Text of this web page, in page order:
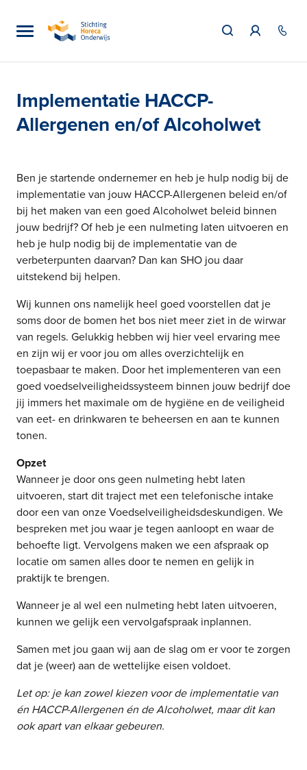
Implementatie HACCP-
Allergenen en/of Alcoholwet
Ben je startende ondernemer en heb je hulp nodig bij de
implementatie van jouw HACCP-Allergenen beleid en/of
bij het maken van een goed Alcoholwet beleid binnen
jouw bedrijf? Of heb je een nulmeting laten uitvoeren en
heb je hulp nodig bij de implementatie van de
verbeterpunten daarvan? Dan kan SHO jou daar
uitstekend bij helpen.
Wij kunnen ons namelijk heel goed voorstellen dat je
soms door de bomen het bos niet meer ziet in de wirwar
van regels. Gelukkig hebben wij hier veel ervaring mee
en zijn wij er voor jou om alles overzichtelijk en
toepasbaar te maken. Door het implementeren van een
goed voedselveiligheidssysteem binnen jouw bedrijf doe
jij immers het maximale om de hygiëne en de veiligheid
van eet- en drinkwaren te beheersen en aan te kunnen
tonen.
Opzet
Wanneer je door ons geen nulmeting hebt laten
uitvoeren, start dit traject met een telefonische intake
door een van onze Voedselveiligheidsdeskundigen. We
bespreken met jou waar je tegen aanloopt en waar de
behoefte ligt. Vervolgens maken we een afspraak op
locatie om samen alles door te nemen en gelijk in
praktijk te brengen.
Wanneer je al wel een nulmeting hebt laten uitvoeren,
kunnen we gelijk een vervolgafspraak inplannen.
Samen met jou gaan wij aan de slag om er voor te zorgen
dat je (weer) aan de wettelijke eisen voldoet.
Let op: je kan zowel kiezen voor de implementatie van
én HACCP-Allergenen én de Alcoholwet, maar dit kan
ook apart van elkaar gebeuren.